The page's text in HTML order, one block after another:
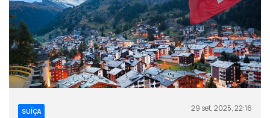
SUÍÇA 29 set, 2025, 22:16